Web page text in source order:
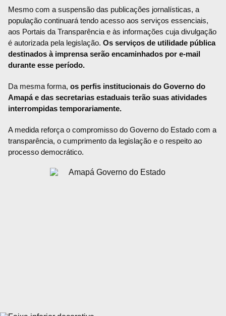
Mesmo com a suspensão das publicações jornalísticas, a
população continuará tendo acesso aos serviços essenciais,
aos Portais da Transparência e às informações cuja divulgação
é autorizada pela legislação. Os serviços de utilidade pública
destinados à imprensa serão encaminhados por e-mail
durante esse período.
Da mesma forma, os perfis institucionais do Governo do
Amapá e das secretarias estaduais terão suas atividades
interrompidas temporariamente.
A medida reforça o compromisso do Governo do Estado com a
transparência, o cumprimento da legislação e o respeito ao
processo democrático.